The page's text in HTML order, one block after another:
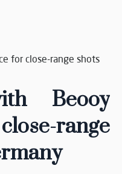
for close-range shots
Beooy
range